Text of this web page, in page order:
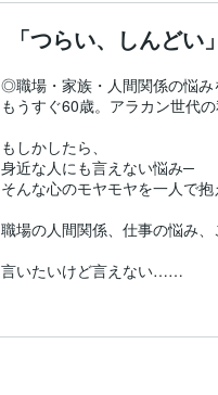
「つらい、しんど
◎職場・家族・人間関係の悩み
もうすぐ60歳。アラカン世代
もしかしたら、
身近な人にも言えない悩み─
そんな心のモヤモヤを一人で
職場の人間関係、仕事の悩み
言いたいけど言えない…
その思いこそ、迷わず吐きだ